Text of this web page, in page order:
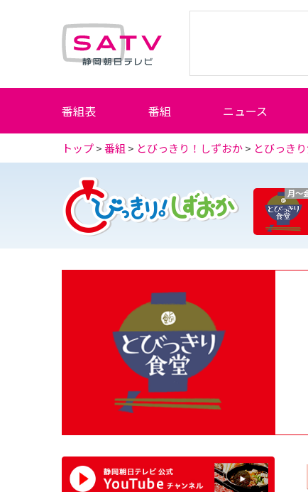
番組表 番組 ニュース
トップ>番組 > とびっきり！しずおか> とびっき
月～